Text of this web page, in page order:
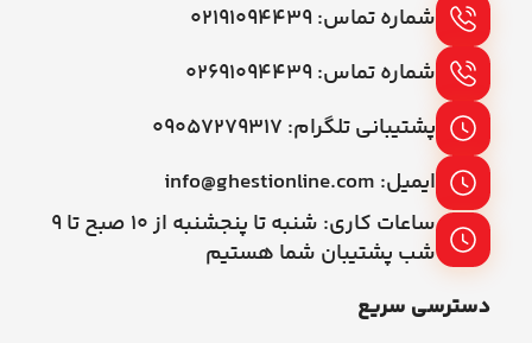
شماره تماس: ۰۲۱۹۱۰۹۴۴۳۹
شماره تماس: ۰۲۶۹۱۰۹۴۴۳۹
پشتیبانی تلگرام: ۰۹۰۵۷۲۷۹۳۱۷
ایمیل: info@ghestionline.com
ساعات کاری: شنبه تا پنجشنبه از ۱۰ صبح تا ۹
شب پشتیبان شما هستیم
دسترسی سریع